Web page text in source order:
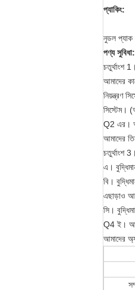
প্যাকিং:
নুডল
পণ্য সুবিধা:
চতুর্থাংশ 1।
আমাদের
নিয়ন্ত্রণ
সিস্টেম।
Q2 এর।
আমাদের
চতুর্থাংশ 3।
এ।
বি।
এছাড়াও
সি।
Q4 ই।
আমাদের